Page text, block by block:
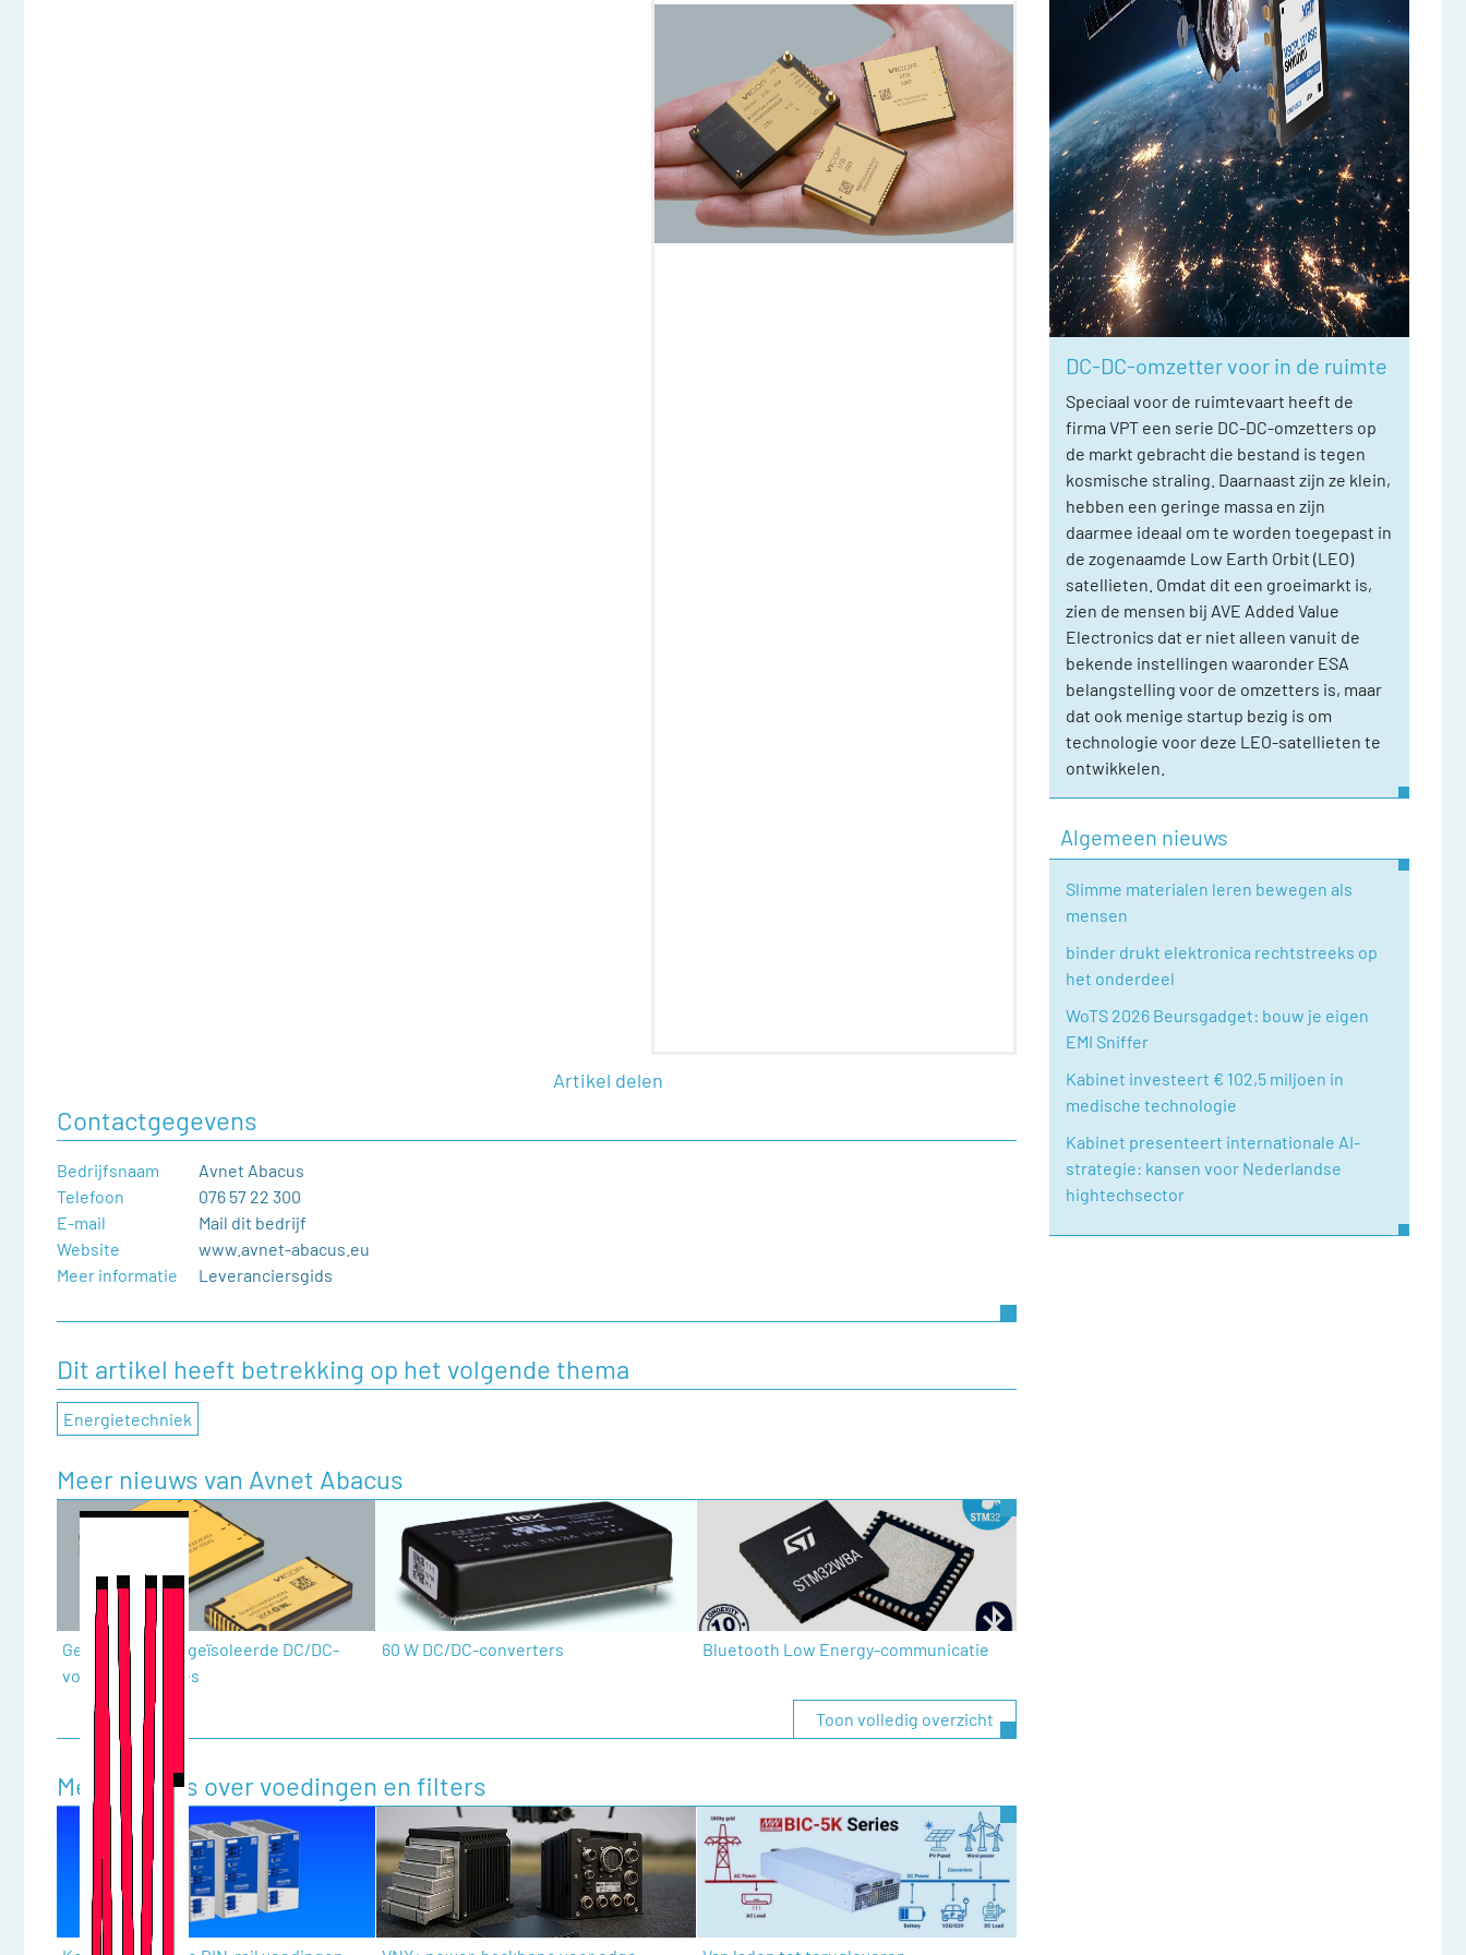
Artikel delen
Contactgegevens
Bedrijfsnaam
Avnet Abacus
Telefoon
076 57 22 300
E-mail
Mail dit bedrijf
Website
www.avnet-abacus.eu
Meer informatie
Leveranciersgids
Dit artikel heeft betrekking op het volgende thema
Energietechniek
Meer nieuws van Avnet Abacus
Geregelde, niet-geïsoleerde DC/DC-
voedingsmodules
60 W DC/DC-converters Bluetooth Low Energy-communicatie
Toon volledig overzicht
Meer nieuws over voedingen en filters
DC-DC-omzetter voor in de ruimte
Speciaal voor de ruimtevaart heeft de
firma VPT een serie DC-DC-omzetters op
de markt gebracht die bestand is tegen
kosmische straling. Daarnaast zijn ze klein,
hebben een geringe massa en zijn
daarmee ideaal om te worden toegepast in
de zogenaamde Low Earth Orbit (LEO)
satellieten. Omdat dit een groeimarkt is,
zien de mensen bij AVE Added Value
Electronics dat er niet alleen vanuit de
bekende instellingen waaronder ESA
belangstelling voor de omzetters is, maar
dat ook menige startup bezig is om
technologie voor deze LEO-satellieten te
ontwikkelen.
Algemeen nieuws
Slimme materialen leren bewegen als
mensen
binder drukt elektronica rechtstreeks op
het onderdeel
WoTS 2026 Beursgadget: bouw je eigen
EMI Sniffer
Kabinet investeert € 102,5 miljoen in
medische technologie
Kabinet presenteert internationale AI-
strategie: kansen voor Nederlandse
hightechsector